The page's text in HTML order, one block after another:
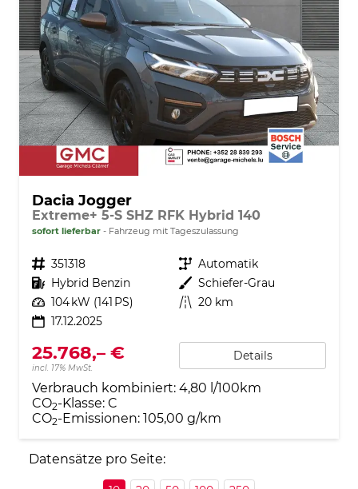
Dacia Jogger
Extreme+ 5-S SHZ RFK Hybrid 140
sofort lieferbar Fahrzeug mit Tageszulassung
Fahrzeugnr. 351318 Getriebe Automatik
Kraftstoff Hybrid Benzin Außenfarbe Schiefer-Grau
Leistung 104 kW (141 PS) Kilometerstand 20 km
17.12.2025
25.768,– €
incl. 17% MwSt.
Details
Verbrauch kombiniert: 4,80 l/100km
CO2-Klasse: C
CO2-Emissionen: 105,00 g/km
Datensätze pro Seite: